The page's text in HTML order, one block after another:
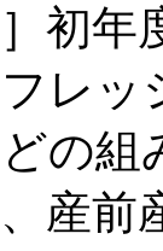
初年
フレ
の
産前